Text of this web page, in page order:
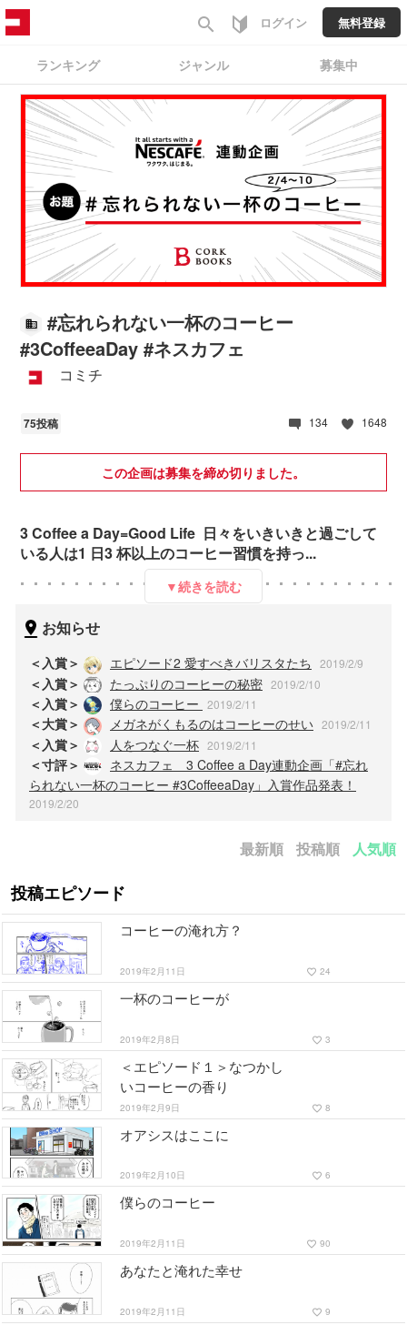
search ログイン 無料登録
ランキング ジャンル 募集中
#忘れられない一杯のコーヒー
#3CoffeeaDay #ネスカフェ
コミチ
75投稿 134 1648
この企画は募集を締め切りました。
3 Coffee a Day=Good Life 日々をいきいきと過ごして
いる人は1 日3 杯以上のコーヒー習慣を持っ...
▼続きを読む
お知らせ
＜入賞＞ エピソード2 愛すべきバリスタたち 2019/2/9
＜入賞＞ たっぷりのコーヒーの秘密 2019/2/10
＜入賞＞ 僕らのコーヒー 2019/2/11
＜大賞＞ メガネがくもるのはコーヒーのせい 2019/2/11
＜入賞＞ 人をつなぐ一杯 2019/2/11
＜寸評＞
ネスカフェ 3 Coffee a Day連動企画「#忘れ
られない一杯のコーヒー #3CoffeeaDay」入賞作品発表！
2019/2/20
最新順 投稿順 人気順
投稿エピソード
コーヒーの淹れ方？
2019年2月11日 favorite_border 24
一杯のコーヒーが
2019年2月8日 favorite_border 3
＜エピソード１＞なつかし
いコーヒーの香り
2019年2月9日 favorite_border 8
オアシスはここに
2019年2月10日 favorite_border 6
僕らのコーヒー
2019年2月11日 favorite_border 90
あなたと淹れた幸せ
2019年2月11日 favorite_border 9